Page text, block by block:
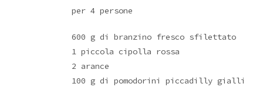
per 4 persone
600 g di branzino fresco sfilettato
1 piccola cipolla rossa
2 arance
100 g di pomodorini piccadilly gialli